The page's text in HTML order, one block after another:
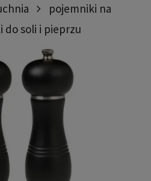
pojemniki na
do soli i pieprzu